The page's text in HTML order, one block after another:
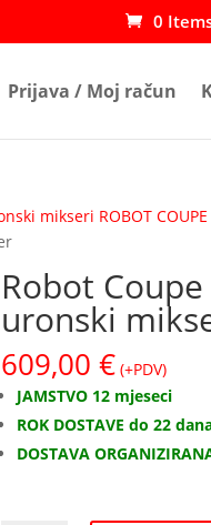
0
Prijava / Moj račun
mikseri ROBOT COUPE
Robot Coupe
uronski
609,00 € (+PDV)
JAMSTVO 12 mjeseci
ROK DOSTAVE do 22
DOSTAVA